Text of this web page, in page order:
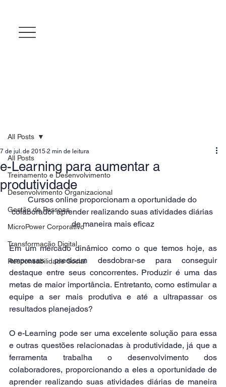
All Posts
Treinamento e Desenvolvimento
Desenvolvimento Organizacional
Gestão de Pessoas
MicroPower Corporativo
Transformação Digital
Responsabilidade Social
All Posts
e-Learning para aumentar a
produtividade
7 de jul. de 2015 2 min de leitura
Cursos online proporcionam a oportunidade do
colaborador aprender realizando suas atividades diárias
de maneira mais eficaz
Em um mercado dinâmico como o que temos hoje, as
empresas precisam desdobrar-se para conseguir
destaque entre seus concorrentes. Produzir é uma das
metas de maior importância. Entretanto, como estimular a
equipe a ser mais produtiva e até a ultrapassar os
resultados planejados?
O e-Learning pode ser uma excelente solução para essa
e outras questões relacionadas à produtividade, já que a
ferramenta trabalha o desenvolvimento dos
colaboradores, proporcionando a eles a oportunidade de
aprender realizando suas atividades diárias de maneira